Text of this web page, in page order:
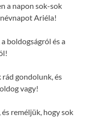
a napon sok-sok
Ariéla!
boldogságról és a
rád gondolunk, és
vagy!
reméljük, hogy sok